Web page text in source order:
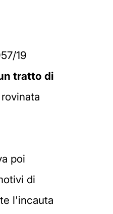
19
tratto di
poi
di
l'incauta